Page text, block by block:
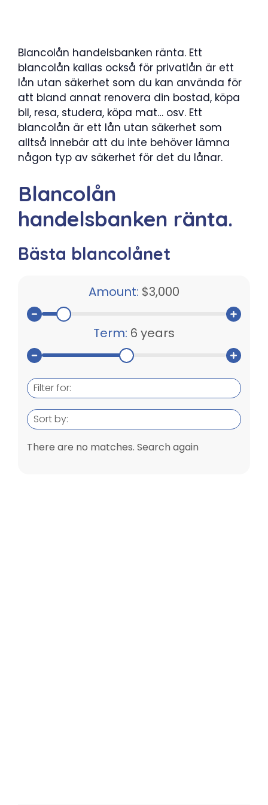
Blancolån handelsbanken ränta. Ett
blancolån kallas också för privatlån är ett
lån utan säkerhet som du kan använda för
att bland annat renovera din bostad, köpa
bil, resa, studera, köpa mat… osv. Ett
blancolån är ett lån utan säkerhet som
alltså innebär att du inte behöver lämna
någon typ av säkerhet för det du lånar.
Blancolån
handelsbanken ränta.
Bästa blancolånet
Amount: $3,000
Term: 6 years
Filter for:
Sort by:
There are no matches. Search again